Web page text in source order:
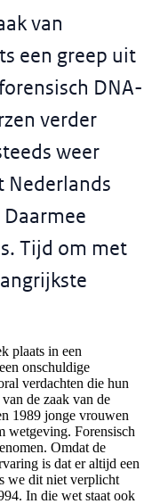
DNA:
van
een greep uit
DNA-
verder
weer
Nederlands
Tijd om met
plaats in een
onschuldige
verdachten die hun
de zaak van de
1989 jonge vrouwen
wetgeving. Forensisch
Omdat de
is dat er altijd een
we dit niet verplicht
In die wet staat ook